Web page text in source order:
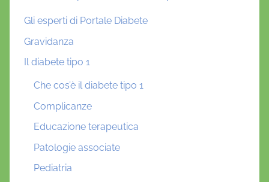
Gli esperti di Portale Diabete
Gravidanza
Il diabete tipo 1
Che cos’è il diabete tipo 1
Complicanze
Educazione terapeutica
Patologie associate
Pediatria